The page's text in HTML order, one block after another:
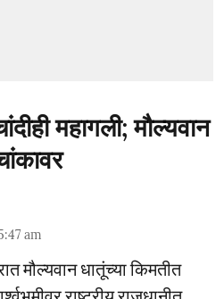
महागली; मौल्यवान
am
मौल्यवान धातूंच्या किमतीत